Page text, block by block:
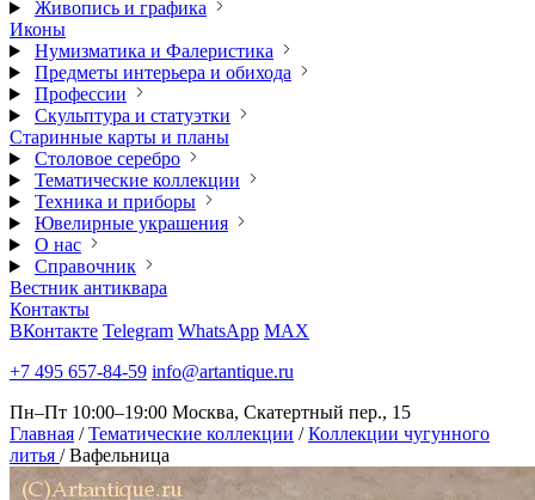
Живопись и графика
Иконы
Нумизматика и Фалеристика
Предметы интерьера и обихода
Профессии
Скульптура и статуэтки
Старинные карты и планы
Столовое серебро
Тематические коллекции
Техника и приборы
Ювелирные украшения
О нас
Справочник
Вестник антиквара
Контакты
ВКонтакте Telegram WhatsApp MAX
+7 495 657-84-59 info@artantique.ru
Пн–Пт 10:00–19:00 Москва, Скатертный пер., 15
Главная / Тематические коллекции / Коллекции чугунного
литья / Вафельница